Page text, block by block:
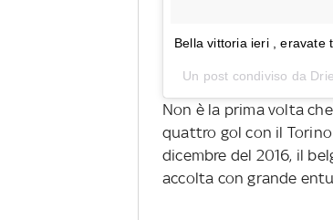
Bella vittoria ieri , eravate
Un post condiviso da
Non è la prima volta
quattro gol con il
dicembre del 2016, il
accolta con grande